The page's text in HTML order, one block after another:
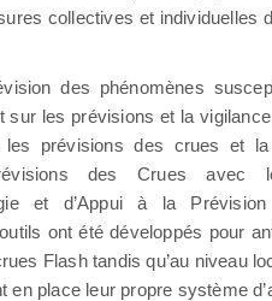
collectives et individuelles
des phénomènes
sur les prévisions et la
les prévisions des crues et
des Crues avec
et d’Appui à la
ont été développés pour
Flash tandis qu’au niveau
en place leur propre système